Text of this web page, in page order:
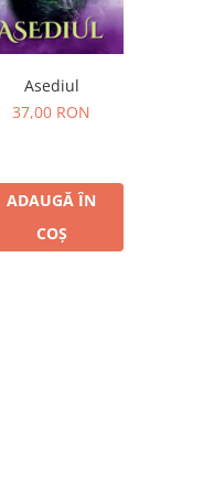
Asediul
37,00 RON
ADAUGĂ ÎN
COȘ